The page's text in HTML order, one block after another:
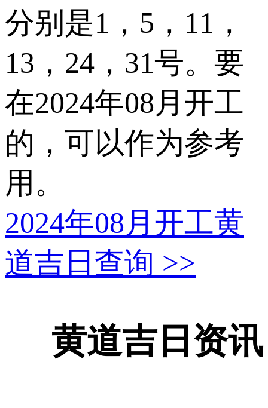
分别是1，5，11，
13，24，31号。要
在2024年08月开工
的，可以作为参考
用。
2024年08月开工黄
道吉日查询 >>
黄道吉日资讯